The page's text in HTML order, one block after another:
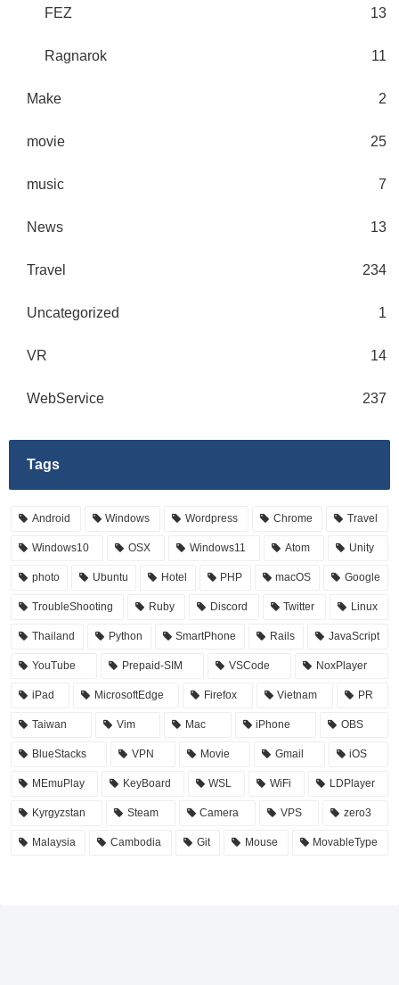
FEZ 13
Ragnarok 11
Make 2
movie 25
music 7
News 13
Travel 234
Uncategorized 1
VR 14
WebService 237
Tags
Android Windows Wordpress Chrome Travel
Windows10 OSX Windows11 Atom Unity
photo Ubuntu Hotel PHP macOS Google
TroubleShooting Ruby Discord Twitter Linux
Thailand Python SmartPhone Rails JavaScript
YouTube Prepaid-SIM VSCode NoxPlayer
iPad MicrosoftEdge Firefox Vietnam PR
Taiwan Vim Mac iPhone OBS
BlueStacks VPN Movie Gmail iOS
MEmuPlay KeyBoard WSL WiFi LDPlayer
Kyrgyzstan Steam Camera VPS zero3
Malaysia Cambodia Git Mouse MovableType